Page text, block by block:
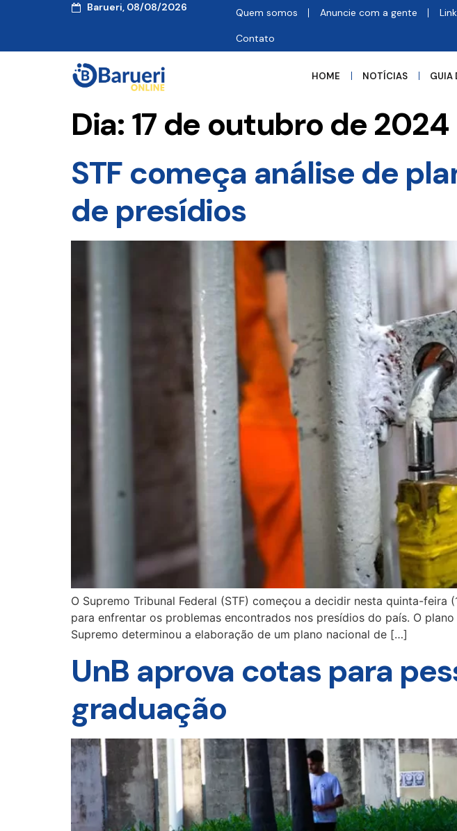
Barueri, 08/08/2026 Quem somos Anuncie com a gente
Contato
HOME NOTÍCIAS GUIA
Dia: 17 de outubro de 2024
STF começa análise de
de presídios
O Supremo Tribunal Federal (STF) começou a decidir nesta quinta-
para enfrentar os problemas encontrados nos presídios do país. O
Supremo determinou a elaboração de um plano nacional de […]
UnB aprova cotas para
graduação